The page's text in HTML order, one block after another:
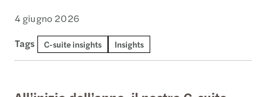
4 giugno 2026
Tags
C-suite insights Insights